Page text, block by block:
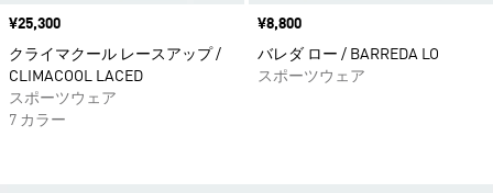
価格
¥25,300
クライマクール レースアップ /
CLIMACOOL LACED
スポーツウェア
7 カラー
価格
¥8,800
バレダ ロー / BARREDA LO
スポーツウェア